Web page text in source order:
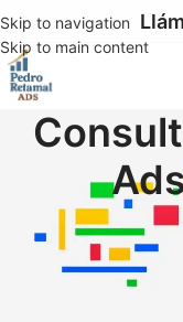
Skip to navigation
Skip to main content
Ayudo a